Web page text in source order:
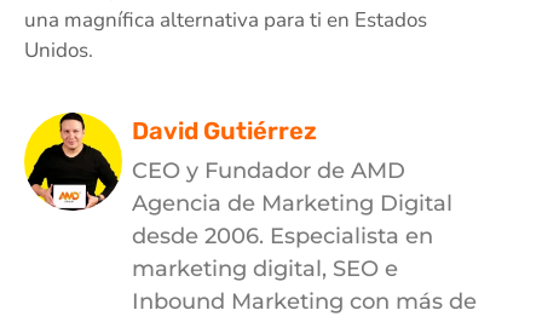
una magnífica alternativa para ti en Estados
Unidos.
David Gutiérrez
CEO y Fundador de AMD
Agencia de Marketing Digital
desde 2006. Especialista en
marketing digital, SEO e
Inbound Marketing con más de